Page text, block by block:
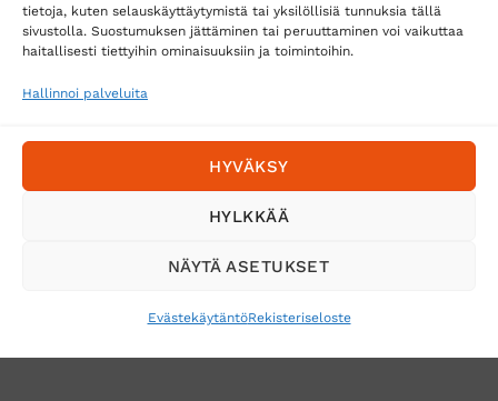
tietoja, kuten selauskäyttäytymistä tai yksilöllisiä tunnuksia tällä
sivustolla. Suostumuksen jättäminen tai peruuttaminen voi vaikuttaa
haitallisesti tiettyihin ominaisuuksiin ja toimintoihin.
Hallinnoi palveluita
HYVÄKSY
HYLKKÄÄ
NÄYTÄ ASETUKSET
EvästekäytäntöRekisteriseloste
Toimitustavat
Posti
Matkahuolto
Tilaa uutiskirje ja saat erikoisalennuksia